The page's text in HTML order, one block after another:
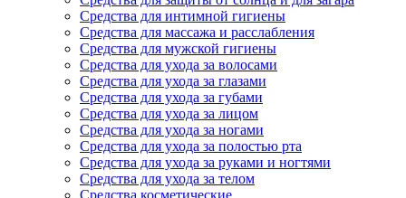
Средства для интимной гигиены
Средства для массажа и расслабления
Средства для мужской гигиены
Средства для ухода за волосами
Средства для ухода за глазами
Средства для ухода за губами
Средства для ухода за лицом
Средства для ухода за ногами
Средства для ухода за полостью рта
Средства для ухода за руками и ногтями
Средства для ухода за телом
Средства косметические